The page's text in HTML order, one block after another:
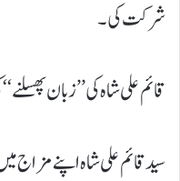
شرکت کی۔
قائم علی شاہ کی ’’ زبان
سید قائم علی شاہ اپنے